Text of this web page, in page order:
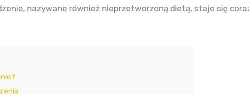
nazywane również nieprzetworzoną dietą, staje się